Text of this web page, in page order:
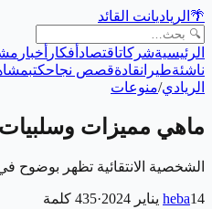
🌴 الرياديانت القائد
الرئيسيةشركاتاقتصاد أفكار أخبار
ناشئةطيرانقادةقصص نجاحكتب
الريادي/منوعات
ماهي مميزات وسلبيات
الشخصية الانتقائية تظهر بوضوح
heba14 يناير 2024 ·
435 كلمة